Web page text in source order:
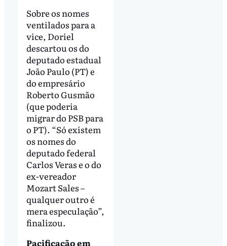
Sobre os nomes
ventilados para a
vice, Doriel
descartou os do
deputado estadual
João Paulo (PT) e
do empresário
Roberto Gusmão
(que poderia
migrar do PSB para
o PT). “Só existem
os nomes do
deputado federal
Carlos Veras e o do
ex-vereador
Mozart Sales –
qualquer outro é
mera especulação”,
finalizou.
Pacificação em